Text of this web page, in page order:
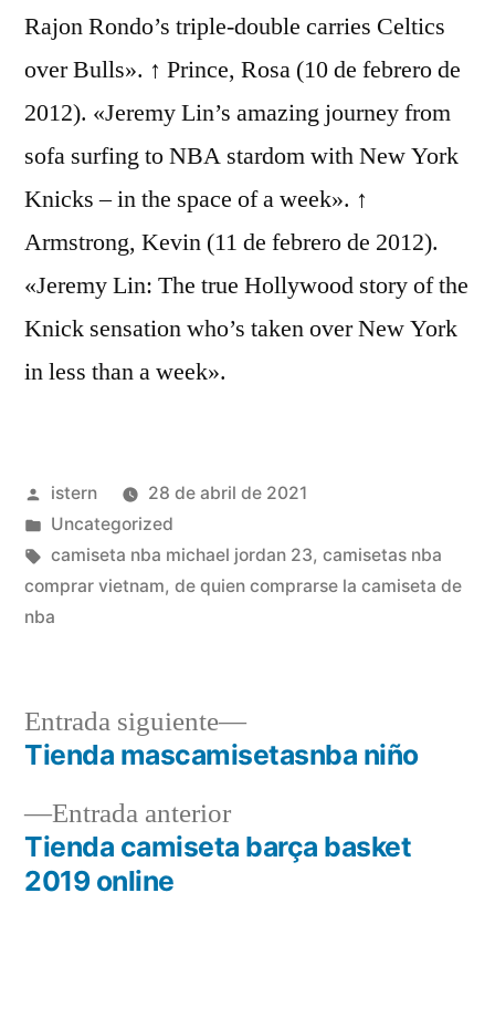
Rajon Rondo’s triple-double carries Celtics
over Bulls». ↑ Prince, Rosa (10 de febrero de
2012). «Jeremy Lin’s amazing journey from
sofa surfing to NBA stardom with New York
Knicks – in the space of a week». ↑
Armstrong, Kevin (11 de febrero de 2012).
«Jeremy Lin: The true Hollywood story of the
Knick sensation who’s taken over New York
in less than a week».
Publicado
por
istern
28 de abril de 2021
Publicado
en
Uncategorized
Etiquetas:
camiseta nba michael jordan 23, camisetas nba
comprar vietnam, de quien comprarse la camiseta de
nba
Navegación
de
entradas
Entrada anteriorEntrada
anterior:
Tienda camiseta barça basket
2019 online
Entrada siguiente
Entrada
siguiente:
Tienda mascamisetasnba niño